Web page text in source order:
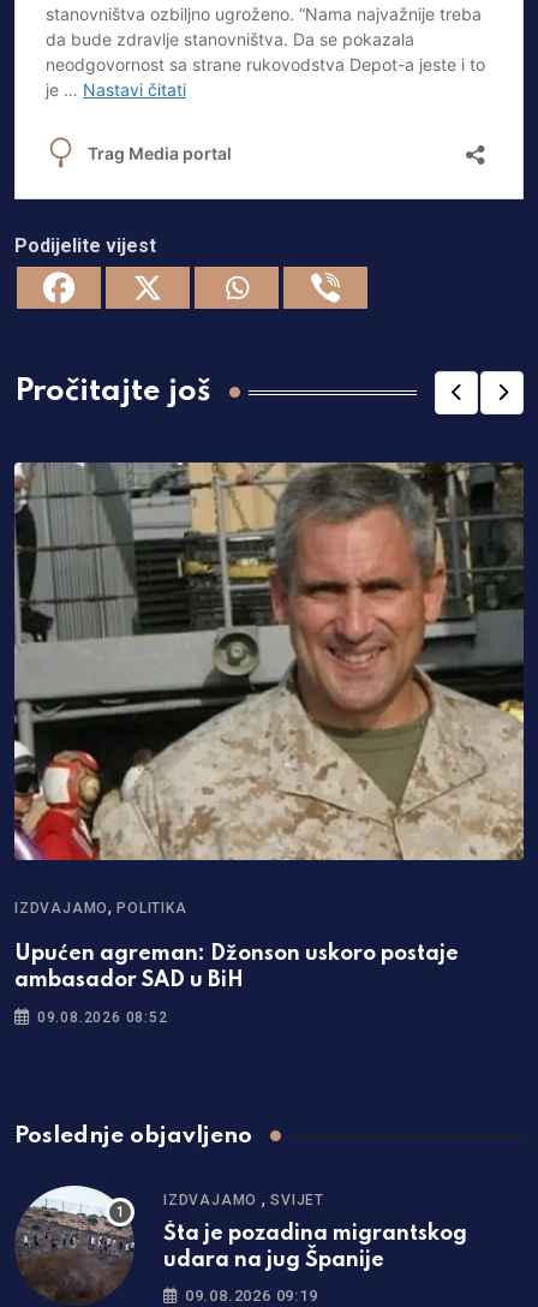
Podijelite vijest
Pročitajte još
IZDVAJAMO,POLITIKA
Upućen agreman: Džonson uskoro postaje
ambasador SAD u BiH
09.08.2026 08:52
Poslednje objavljeno
IZDVAJAMO ,SVIJET
Šta je pozadina migrantskog
udara na jug Španije
09.08.2026 09:19